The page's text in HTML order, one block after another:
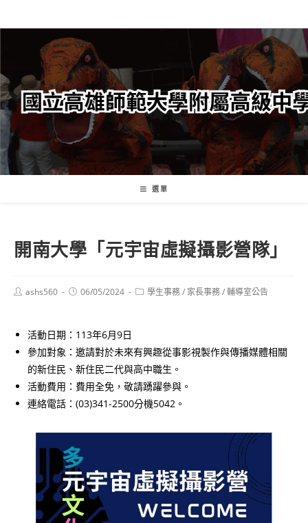
轉
要
內
容
選單
開南大學「元宇宙虛擬攝影營隊」
Postashs560
Post06/05/2024
Post學生事務/ 家長事務/輔導室公告
活動日期：113年6月9日
參加對象：邀請對於未來有興趣從事影視製作與傳播媒體相關
的新住民、新住民二代與高中職生。
活動費用：費用全免，敬請踴躍參與。
連絡電話：(03)341-2500分機5042。